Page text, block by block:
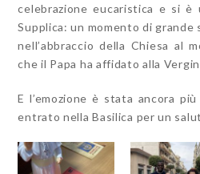
celebrazione eucaristica e si è
Supplica: un momento di grande
nell’abbraccio della Chiesa al
che il Papa ha affidato alla
E l’emozione è stata ancora
entrato nella Basilica per un